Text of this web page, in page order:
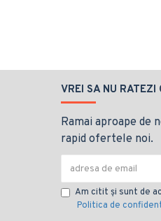
VREI SA NU RATEZI
Ramai aproape de
rapid ofertele noi.
Am citit şi sunt de
Politica de